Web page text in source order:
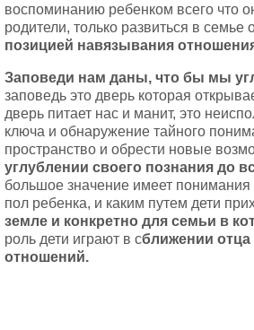
воспоминанию ребенком всего что
родители, только развиться в семье
позицией навязывания
Заповеди нам даны, что бы мы
заповедь это дверь которая
дверь питает нас и манит, это
ключа и обнаружение тайного
пространство и обрести новые
углублении своего познания до
большое значение имеет понимания
пол ребенка, и каким путем дети
земле и конкретно для семьи в
роль дети играют в сближении отца
отношений.